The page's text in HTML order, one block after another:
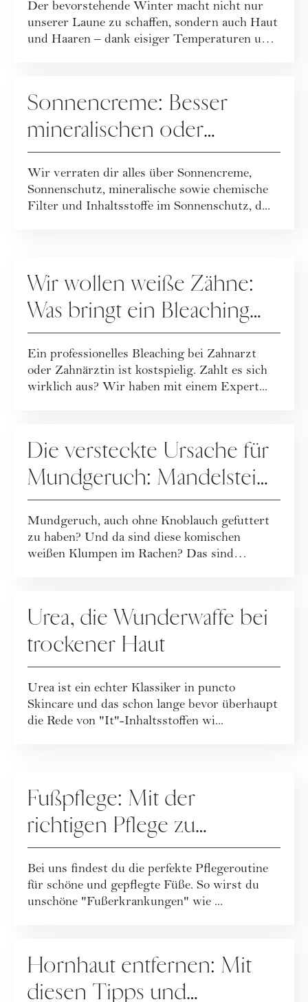
Der bevorstehende Winter macht nicht nur
unserer Laune zu schaffen, sondern auch Haut
und Haaren – dank eisiger Temperaturen und
Sonnencreme: Besser
mineralischen oder
chemischer
Sonnenschutz?
Wir verraten dir alles über Sonnencreme,
Sonnenschutz, mineralische sowie chemische
Filter und Inhaltsstoffe im Sonnenschutz, d...
Wir wollen weiße Zähne:
Was bringt ein Bleaching
beim Zahnarzt?
Ein professionelles Bleaching bei Zahnarzt
oder Zahnärztin ist kostspielig. Zahlt es sich
wirklich aus? Wir haben mit einem Expert...
Die versteckte Ursache für
Mundgeruch: Mandelsteine
/ Tonsillensteine
Mundgeruch, auch ohne Knoblauch gefuttert
zu haben? Und da sind diese komischen
weißen Klumpen im Rachen? Das sind
Urea, die Wunderwaffe bei
trockener Haut
Urea ist ein echter Klassiker in puncto
Skincare und das schon lange bevor überhaupt
die Rede von "It"-Inhaltsstoffen wi...
Fußpflege: Mit der
richtigen Pflege zu
schönen Füßen
Bei uns findest du die perfekte Pflegeroutine
für schöne und gepflegte Füße. So wirst du
unschöne "Fußerkrankungen" wie ...
Hornhaut entfernen: Mit
diesen Tipps und